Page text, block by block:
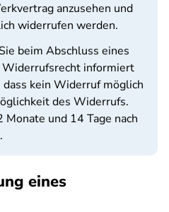
anzusehen und
widerrufen werden.
beim Abschluss eines
Widerrufsrecht informiert
kein Widerruf möglich
des Widerrufs.
und 14 Tage nach
eines